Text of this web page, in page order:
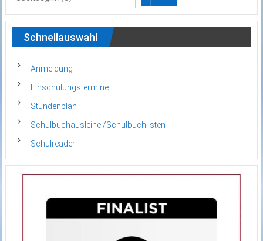
Schnellauswahl
Anmeldung
Einschulungstermine
Stundenplan
Schulbuchausleihe /Schulbuchlisten
Schulreader